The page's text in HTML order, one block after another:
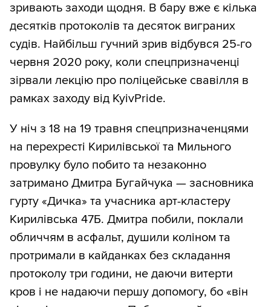
зривають заходи щодня. В бару вже є кілька
десятків протоколів та десяток виграних
судів. Найбільш гучний зрив відбувся 25-го
червня 2020 року, коли спецпризначенці
зірвали лекцію про поліцейське свавілля в
рамках заходу від KyivPride.
У ніч з 18 на 19 травня спецпризначенцями
на перехресті Кирилівської та Мильного
провулку було побито та незаконно
затримано Дмитра Бугайчука — засновника
гурту «Дичка» та учасника арт-кластеру
Кирилівська 47Б. Дмитра побили, поклали
обличчям в асфальт, душили коліном та
протримали в кайданках без складання
протоколу три години, не даючи витерти
кров і не надаючи першу допомогу, бо «він